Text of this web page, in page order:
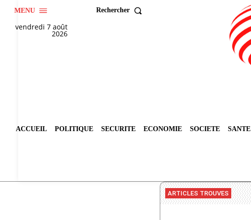
MENU Rechercher
vendredi 7 août
2026
ACCUEIL POLITIQUE SECURITE ECONOMIE SOCIETE SANTE
ARTICLES TROUVES